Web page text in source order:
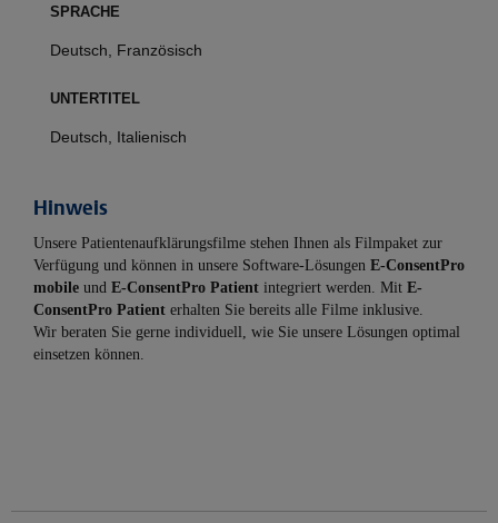
SPRACHE
Deutsch, Französisch
UNTERTITEL
Deutsch, Italienisch
Hinweis
Unsere Patientenaufklärungsfilme stehen Ihnen als Filmpaket zur
Verfügung und können in unsere Software-Lösungen E-ConsentPro
mobile und E-ConsentPro Patient integriert werden. Mit E-
ConsentPro Patient erhalten Sie bereits alle Filme inklusive.
Wir beraten Sie gerne individuell, wie Sie unsere Lösungen optimal
einsetzen können.